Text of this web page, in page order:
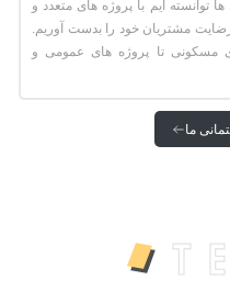
توانسته ایم با پروژه های متعدد و
رضایت مشتریان خود را بدست آوریم.
مسکونی تا پروژه های عمومی و
ما